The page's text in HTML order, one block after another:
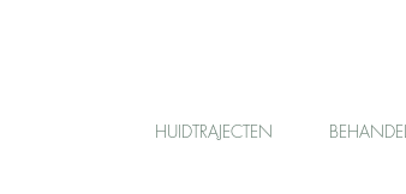
HUIDTRAJECTEN